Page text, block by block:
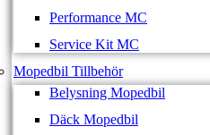
Performance MC
Service Kit MC
Mopedbil Tillbehör
Belysning Mopedbil
Däck Mopedbil